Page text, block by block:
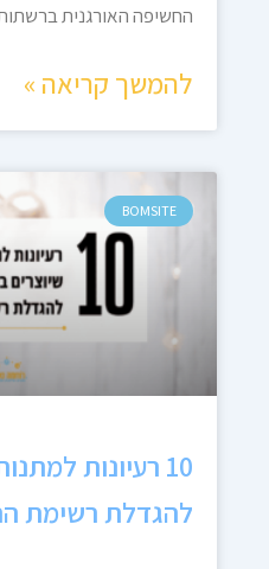
החשיפה האורגנית
להמשך קריאה »
BOMSITE
10 רעיונות
להגדלת רשימת